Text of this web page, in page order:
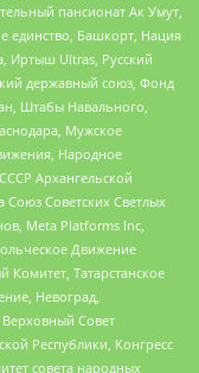
пансионат Ак Умут,
единство, Башкорт, Нация
Иртыш Ultras, Русский
державный союз, Фонд
Штабы Навального,
Мужское
Народное
Архангельской
Советских Светлых
Meta Platforms Inc,
Движение
Татарстанское
Невоград,
Совет
Республики, Конгресс
совета народных